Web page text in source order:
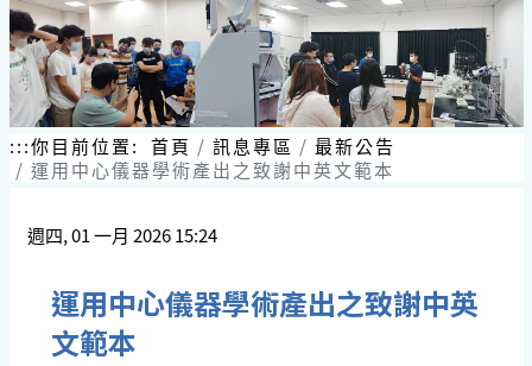
:::你目前位置: 首頁 訊息專區
最新公告
運用中心儀器學術產出之致謝中英文範本
週四, 01 一月 2026 15:24
運用中心儀器學術產出之致謝中英
文範本